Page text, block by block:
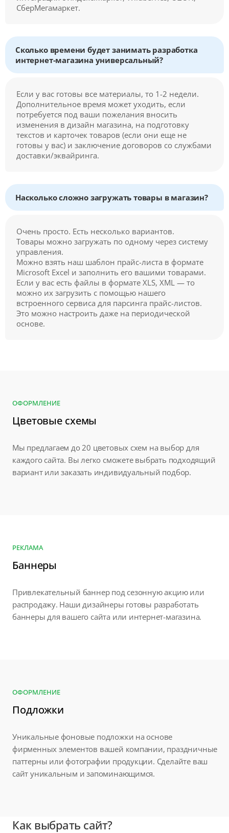
СберМегамаркет.
Сколько времени будет занимать разработка
интернет-магазина универсальный?
Если у вас готовы все материалы, то 1-2 недели.
Дополнительное время может уходить, если
потребуется под ваши пожелания вносить
изменения в дизайн магазина, на подготовку
текстов и карточек товаров (если они еще не
готовы у вас) и заключение договоров со службами
доставки/эквайринга.
Насколько сложно загружать товары в магазин?
Очень просто. Есть несколько вариантов.
Товары можно загружать по одному через систему
управления.
Можно взять наш шаблон прайс-листа в формате
Microsoft Excel и заполнить его вашими товарами.
Если у вас есть файлы в формате XLS, XML — то
можно их загрузить с помощью нашего
встроенного сервиса для парсинга прайс-листов.
Это можно настроить даже на периодической
основе.
ОФОРМЛЕНИЕ
Цветовые схемы
Мы предлагаем до 20 цветовых схем на выбор для
каждого сайта. Вы легко сможете выбрать подходящий
вариант или заказать индивидуальный подбор.
РЕКЛАМА
Баннеры
Привлекательный баннер под сезонную акцию или
распродажу. Наши дизайнеры готовы разработать
баннеры для вашего сайта или интернет-магазина.
ОФОРМЛЕНИЕ
Подложки
Уникальные фоновые подложки на основе
фирменных элементов вашей компании, праздничные
паттерны или фотографии продукции. Сделайте ваш
сайт уникальным и запоминающимся.
Как выбрать сайт?